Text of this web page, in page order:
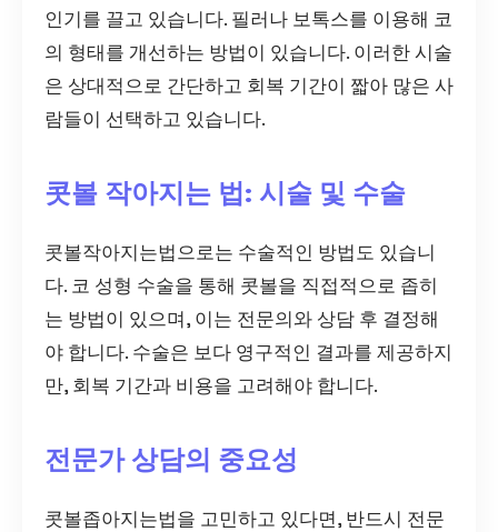
인기를 끌고 있습니다. 필러나 보톡스를 이용해 코
의 형태를 개선하는 방법이 있습니다. 이러한 시술
은 상대적으로 간단하고 회복 기간이 짧아 많은 사
람들이 선택하고 있습니다.
콧볼 작아지는 법: 시술 및 수술
콧볼작아지는법으로는 수술적인 방법도 있습니
다. 코 성형 수술을 통해 콧볼을 직접적으로 좁히
는 방법이 있으며, 이는 전문의와 상담 후 결정해
야 합니다. 수술은 보다 영구적인 결과를 제공하지
만, 회복 기간과 비용을 고려해야 합니다.
전문가 상담의 중요성
콧볼좁아지는법을 고민하고 있다면, 반드시 전문